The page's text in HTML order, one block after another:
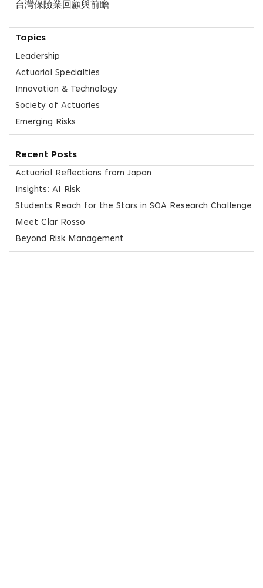
台灣保險業回顧與前瞻
Topics
Leadership
Actuarial Specialties
Innovation & Technology
Society of Actuaries
Emerging Risks
Recent Posts
Actuarial Reflections from Japan
Insights: AI Risk
Students Reach for the Stars in SOA Research Challenge
Meet Clar Rosso
Beyond Risk Management